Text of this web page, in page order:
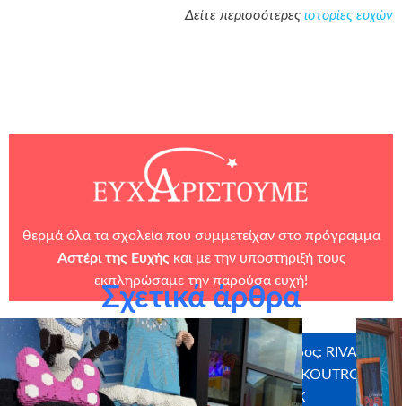
Δείτε περισσότερες ιστορίες ευχών
θερμά όλα τα σχολεία που συμμετείχαν στο πρόγραμμα
Αστέρι της Ευχής και με την υποστήριξή τους
εκπληρώσαμε την παρούσα ευχή!
Ευχαριστούμε θερμά τους χορηγούς σε είδος: RIVARI
ΗΟΤEL, SEAJETS, IDOL RESTAURANT,DAKOUTROS
TRAVEL, MYIKONA, CRAFTBOX
Σχετικά άρθρα